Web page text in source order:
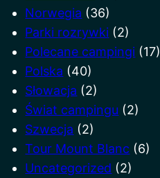
Norwegia (36)
Parki rozrywki (2)
Polecane campingi (17)
Polska (40)
Słowacja (2)
Świat campingu (2)
Szwecja (2)
Tour Mount Blanc (6)
Uncategorized (2)